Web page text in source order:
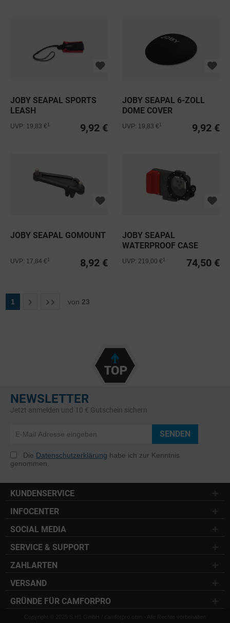
JOBY SEAPAL SPORTS
LEASH
9,92 €
UVP: 19,83 €
JOBY SEAPAL 6-ZOLL
DOME COVER
9,92 €
UVP: 19,83 €
JOBY SEAPAL GOMOUNT
8,92 €
UVP: 17,84 €
JOBY SEAPAL
WATERPROOF CASE
74,50 €
UVP: 219,00 €
1 von 23
NEWSLETTER
Jetzt anmelden und 10 € Gutschein sichern
SENDEN
Die Datenschutzerklärung habe ich zur Kenntnis
genommen.
KUNDENSERVICE
INFOCENTER
SOCIAL MEDIA
SERVICE & SUPPORT
ZAHLARTEN
VERSAND
GRÜNDE FÜR CAMFORPRO
Copyright © 2025 S.H1 GmbH / camforpro.com - Alle Rechte vorbehalten